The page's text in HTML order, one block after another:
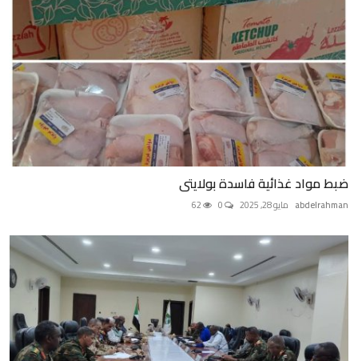
ضبط مواد غذائية فاسدة بولايتى
abdelrahman مايو 28, 2025